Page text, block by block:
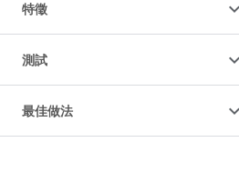
特徵
測試
最佳做法